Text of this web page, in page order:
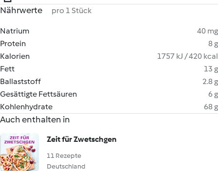
Nährwerte pro 1 Stück
Natrium
40 mg
Protein
8 g
Kalorien
1757 kJ / 420 kcal
Fett
13 g
Ballaststoff
2.8 g
Gesättigte Fettsäuren
6 g
Kohlenhydrate
68 g
Auch enthalten in
Zeit für Zwetschgen
11 Rezepte
Deutschland